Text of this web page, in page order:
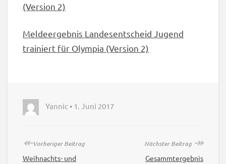
(Version 2)
Meldeergebnis Landesentscheid Jugend
trainiert für Olympia (Version 2)
Yannic • 1. Juni 2017
↞Vorheriger Beitrag
Weihnachts- und
Nächster Beitrag ↠
Gesammtergebnis